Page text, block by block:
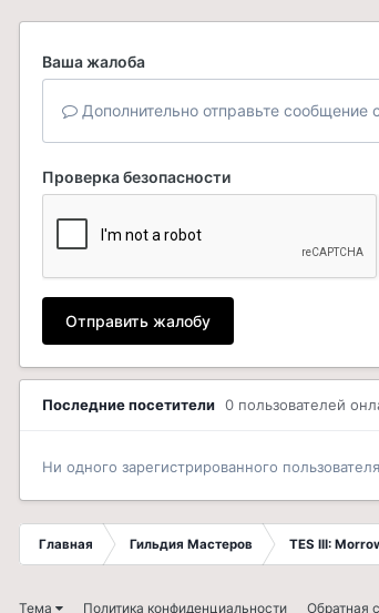
Ваша жалоба
Дополнительно отправьте сообщение
Проверка безопасности
Отправить жалобу
Последние посетители 0 пользователей
Ни одного зарегистрированного
Главная Гильдия Мастеров TES III:
Тема Политика конфиденциальности Обратная